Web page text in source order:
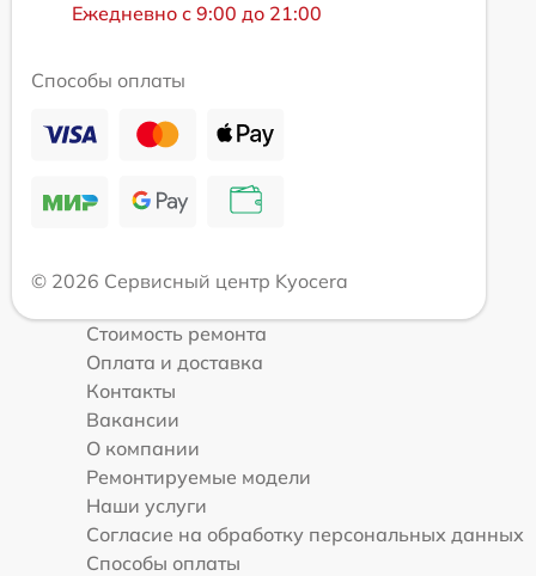
Ежедневно с 9:00 до 21:00
Способы оплаты
© 2026 Сервисный центр Kyocera
Стоимость ремонта
Оплата и доставка
Контакты
Вакансии
О компании
Ремонтируемые модели
Наши услуги
Согласие на обработку персональных данных
Способы оплаты